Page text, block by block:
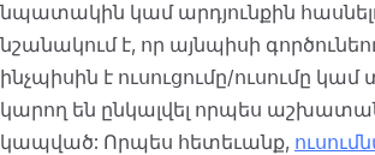
նպատակին կամ արդյունքին
նշանակում է, որ այնպիսի
ինչպիսին է ուսուցումը/ուսումը կամ
կարող են ընկալվել որպես
կապված: Որպես հետեւանք,